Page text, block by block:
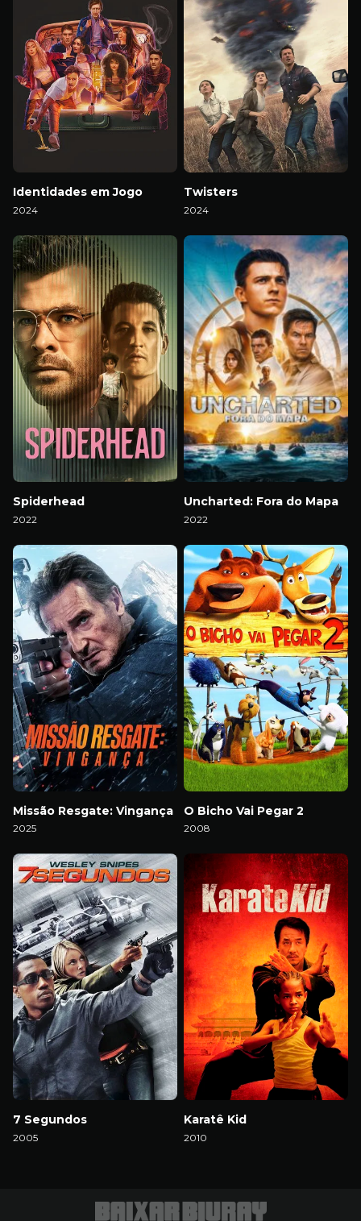
Identidades em Jogo
2024
Twisters
2024
Spiderhead
2022
Uncharted: Fora do Mapa
2022
Missão Resgate: Vingança
2025
O Bicho Vai Pegar 2
2008
7 Segundos
2005
Karatê Kid
2010